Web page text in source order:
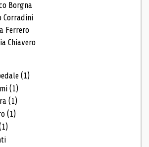
Borgna
Corradini
Ferrero
Chiavero
(1)
(1)
(1)
(1)